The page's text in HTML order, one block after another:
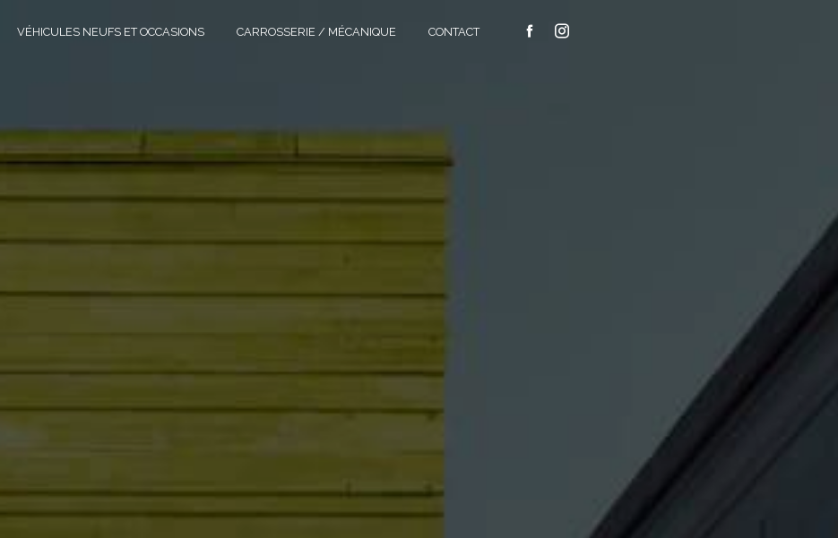
VÉHICULES NEUFS ET OCCASIONS CARROSSERIE / MÉCANIQUE CONTACT